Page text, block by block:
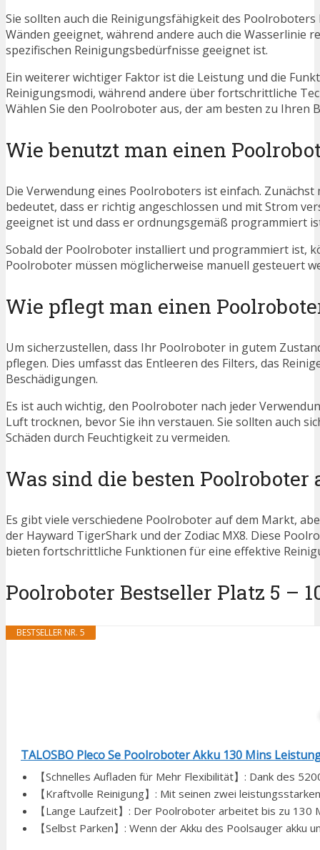
Sie sollten auch die Reinigungsfähigkeit des
Wänden geeignet, während andere auch die Wasserlinie
spezifischen Reinigungsbedürfnisse geeignet ist.
Ein weiterer wichtiger Faktor ist die Leistung und die
Reinigungsmodi, während andere über fortschrittliche
Wählen Sie den Poolroboter aus, der am besten zu
Wie benutzt man einen
Die Verwendung eines Poolroboters ist einfach.
bedeutet, dass er richtig angeschlossen und mit Strom
geeignet ist und dass er ordnungsgemäß programmiert
Sobald der Poolroboter installiert und programmiert ist,
Poolroboter müssen möglicherweise manuell gesteuert
Wie pflegt man einen
Um sicherzustellen, dass Ihr Poolroboter in gutem
pflegen. Dies umfasst das Entleeren des Filters, das
Beschädigungen.
Es ist auch wichtig, den Poolroboter nach jeder
Luft trocknen, bevor Sie ihn verstauen. Sie sollten auch
Schäden durch Feuchtigkeit zu vermeiden.
Was sind die besten
Es gibt viele verschiedene Poolroboter auf dem Markt,
der Hayward TigerShark und der Zodiac MX8. Diese
bieten fortschrittliche Funktionen für eine effektive
Poolroboter Bestseller Platz 5 –
BESTSELLER NR. 5
TALOSBO Pleco Se Poolroboter Akku 130 Mins
【Schnelles Aufladen für Mehr Flexibilität】: Dank des
【Kraftvolle Reinigung】: Mit seinen zwei
【Lange Laufzeit】: Der Poolroboter arbeitet bis zu 130
【Selbst Parken】: Wenn der Akku des Poolsauger